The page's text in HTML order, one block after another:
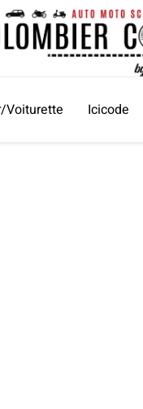
Voiturette Icicode